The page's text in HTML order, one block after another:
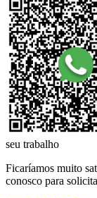
seu trabalho
Ficaríamos muito
conosco para